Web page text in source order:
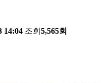
14:04 조회 5,565회